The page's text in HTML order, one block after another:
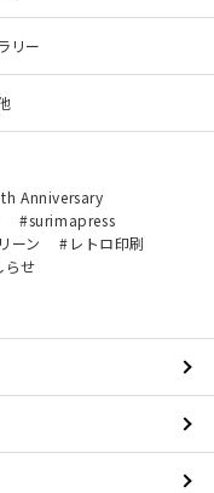
リー
Anniversary
surimapress
ーン
レトロ印刷
らせ